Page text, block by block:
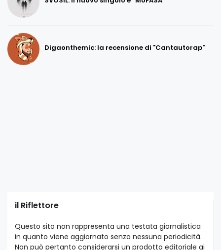
Digaonthemic: la recensione di "Cantautorap"
il Riflettore
Questo sito non rappresenta una testata giornalistica
in quanto viene aggiornato senza nessuna periodicità.
Non può pertanto considerarsi un prodotto editoriale ai